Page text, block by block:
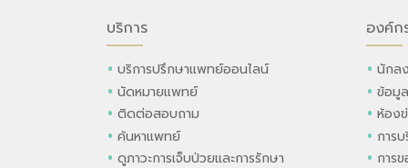
บริการ
บริการปรึกษาแพทย์ออนไลน์
นัดหมายแพทย์
ติดต่อสอบถาม
ค้นหาแพทย์
ดูภาวะการเจ็บป่วยและการรักษา
องค์ก
นักล
ข้อมู
ห้อง
การ
การ